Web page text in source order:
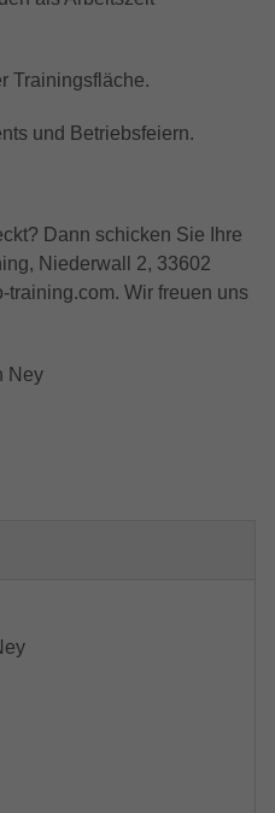
Trainingsfläche.
und Betriebsfeiern.
Dann schicken Sie Ihre
Niederwall 2, 33602
training.com. Wir freuen uns
Ney